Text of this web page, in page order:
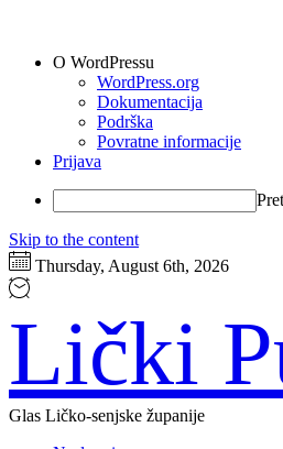
O WordPressu
WordPress.org
Dokumentacija
Podrška
Povratne informacije
Prijava
Skip to the content
Thursday, August 6th, 2026
Lički
Glas Ličko-senjske županije